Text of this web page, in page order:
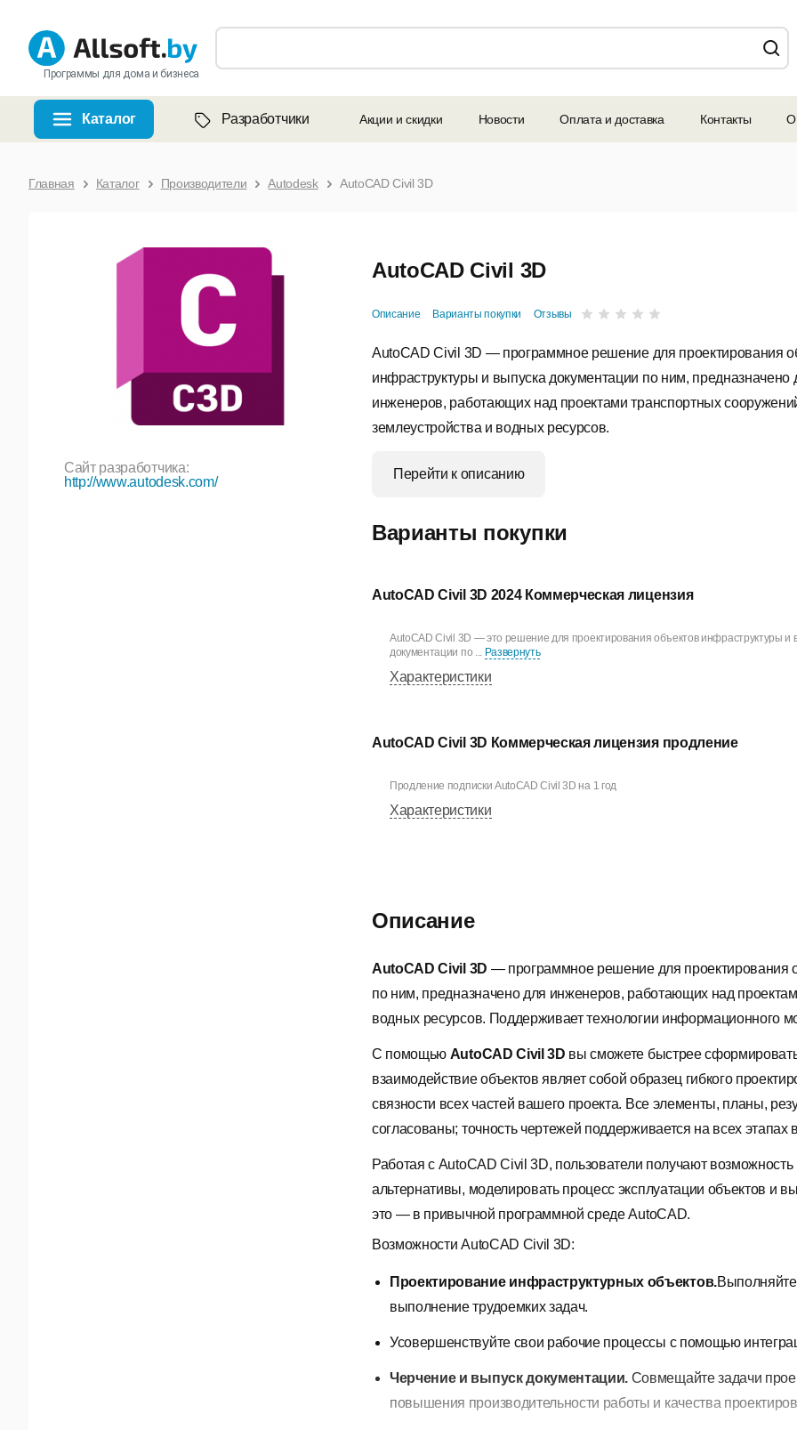
Программы для дома и бизнеса
Каталог Разработчики Акции и скидки Новости Оплата и доставка Контакты О
Главная Каталог Производители Autodesk AutoCAD Civil 3D
AutoCAD Civil 3D
Описание Варианты покупки Отзывы
Сайт разработчика:
http://www.autodesk.com/
AutoCAD Civil 3D — программное решение для проектирования
инфраструктуры и выпуска документации по ним, предназначено
инженеров, работающих над проектами транспортных
землеустройства и водных ресурсов.
Перейти к описанию
Описание
AutoCAD Civil 3D — программное решение для проектирования
по ним, предназначено для инженеров, работающих над
водных ресурсов. Поддерживает технологии информационного
С помощью AutoCAD Civil 3D вы сможете быстрее
взаимодействие объектов являет собой образец гибкого
связности всех частей вашего проекта. Все элементы, планы,
согласованы; точность чертежей поддерживается на всех
Работая с AutoCAD Civil 3D, пользователи получают
альтернативы, моделировать процесс эксплуатации объектов и
это — в привычной программной среде AutoCAD.
Возможности AutoCAD Civil 3D:
Проектирование инфраструктурных объектов.Выполняйте
выполнение трудоемких задач.
Усовершенствуйте свои рабочие процессы с помощью
Черчение и выпуск документации. Совмещайте задачи
повышения производительности работы и качества
Варианты покупки
AutoCAD Civil 3D 2024 Коммерческая лицензия
AutoCAD Civil 3D — это решение для проектирования объектов инфраструктуры и
документации по ... Развернуть
Характеристики
AutoCAD Civil 3D Коммерческая лицензия продление
Продление подписки AutoCAD Civil 3D на 1 год
Характеристики